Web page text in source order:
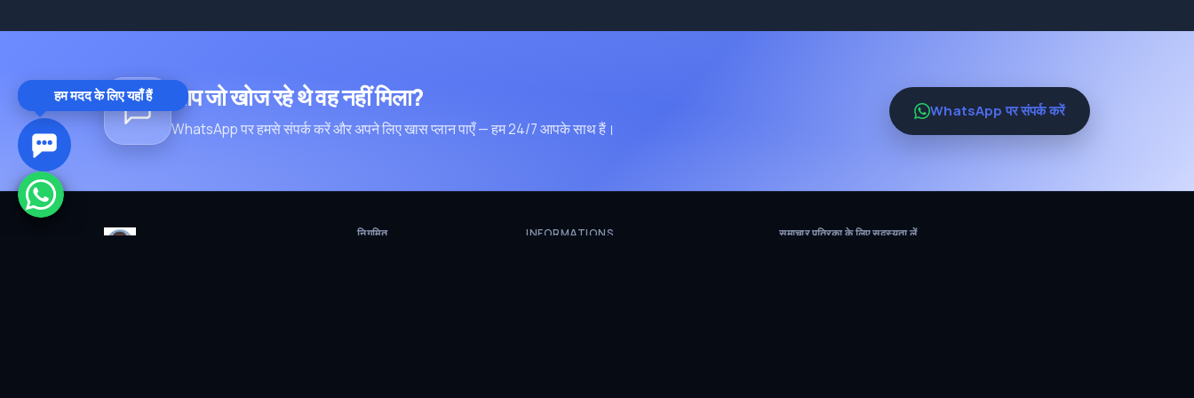
आप जो खोज रहे थे वह नहीं मिला?
WhatsApp पर हमसे संपर्क करें और अपने लिए खास प्लान पाएँ — हम 24/7 आपके साथ हैं।
WhatsApp पर संपर्क करें
निगमित INFORMATIONS समाचार पत्रिका के लिए सदस्यता लें
हम मदद के लिए यहाँ हैं